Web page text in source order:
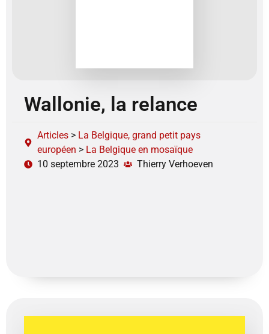
Wallonie, la relance
Articles > La Belgique, grand petit pays
européen > La Belgique en mosaïque
10 septembre 2023
Thierry Verhoeven